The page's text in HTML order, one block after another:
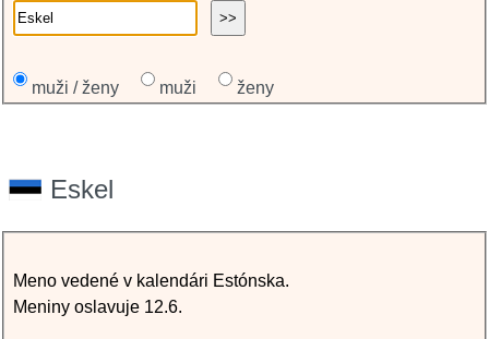
muži / ženy muži ženy
Eskel
Meno vedené v kalendári Estónska.
Meniny oslavuje 12.6.